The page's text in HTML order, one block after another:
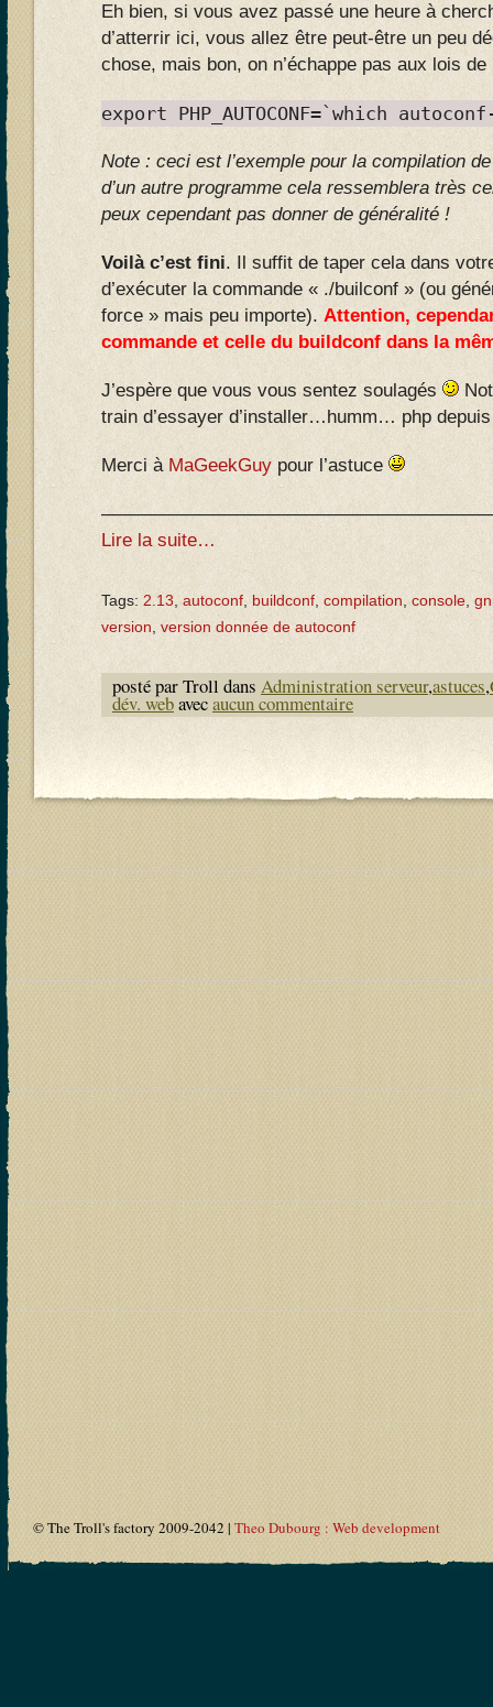
Eh bien, si vous avez passé une heure à
d’atterrir ici, vous allez être peut-être un peu
chose, mais bon, on n’échappe pas aux lois
export PHP_AUTOCONF=`which
Note : ceci est l’exemple pour la compilation
d’un autre programme cela ressemblera très
peux cependant pas donner de généralité !
Voilà c’est fini. Il suffit de taper cela dans
d’exécuter la commande « ./builconf » (ou
force » mais peu importe). Attention,
commande et celle du buildconf dans la
J’espère que vous vous sentez soulagés
train d’essayer d’installer…humm… php
Merci à MaGeekGuy pour l’astuce
Lire la suite…
Tags: 2.13 autoconf buildconf compilation console
version version donnée de autoconf
posté par Troll dans Administration serveur,astuces,
dév. webavecaucun commentaire
© The Troll's factory 2009-2042 |Theo Dubourg : Web development